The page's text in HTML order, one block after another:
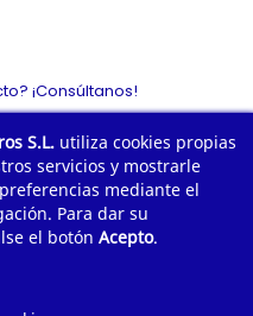
¡Consúltanos!
S.L. utiliza cookies propias
servicios y mostrarle
mediante el
Para dar su
el botón Acepto.